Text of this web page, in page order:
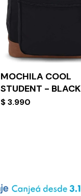
MOCHILA COOL
STUDENT - BLACK
$ 3.990